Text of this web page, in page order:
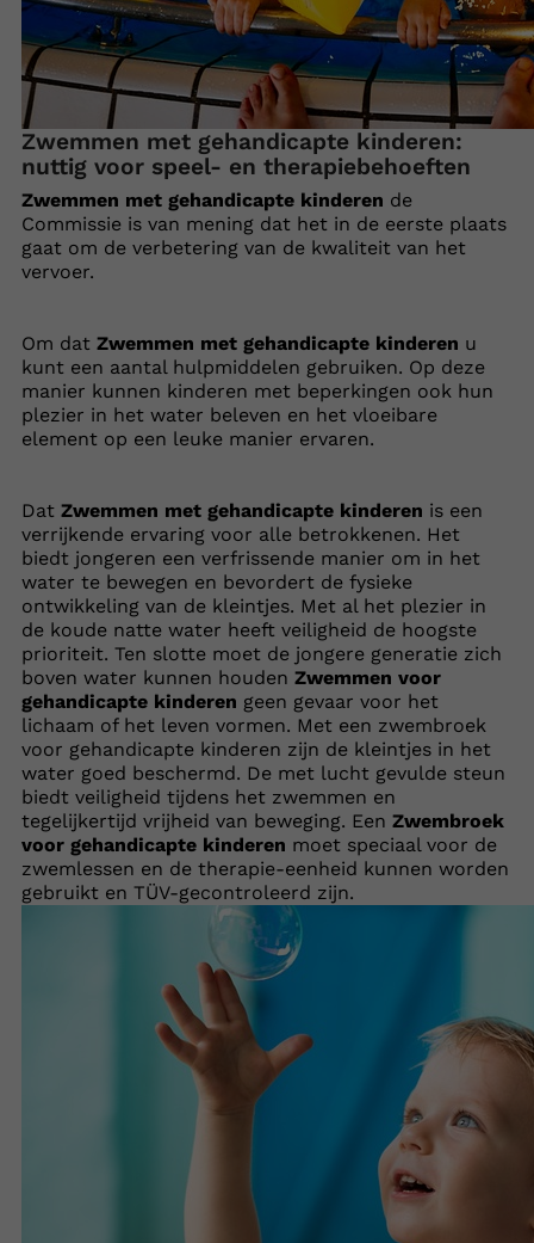
Zwemmen met gehandicapte kinderen:
nuttig voor speel- en therapiebehoeften
Zwemmen met gehandicapte kinderen de
Commissie is van mening dat het in de eerste plaats
gaat om de verbetering van de kwaliteit van het
vervoer.
Om dat Zwemmen met gehandicapte kinderen u
kunt een aantal hulpmiddelen gebruiken. Op deze
manier kunnen kinderen met beperkingen ook hun
plezier in het water beleven en het vloeibare
element op een leuke manier ervaren.
Dat Zwemmen met gehandicapte kinderen is een
verrijkende ervaring voor alle betrokkenen. Het
biedt jongeren een verfrissende manier om in het
water te bewegen en bevordert de fysieke
ontwikkeling van de kleintjes. Met al het plezier in
de koude natte water heeft veiligheid de hoogste
prioriteit. Ten slotte moet de jongere generatie zich
boven water kunnen houden Zwemmen voor
gehandicapte kinderen geen gevaar voor het
lichaam of het leven vormen. Met een zwembroek
voor gehandicapte kinderen zijn de kleintjes in het
water goed beschermd. De met lucht gevulde steun
biedt veiligheid tijdens het zwemmen en
tegelijkertijd vrijheid van beweging. Een Zwembroek
voor gehandicapte kinderen moet speciaal voor de
zwemlessen en de therapie-eenheid kunnen worden
gebruikt en TÜV-gecontroleerd zijn.